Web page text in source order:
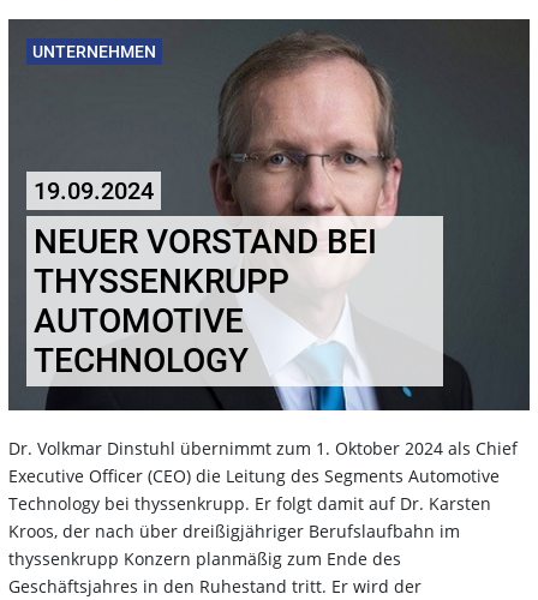
UNTERNEHMEN
19.09.2024
NEUER VORSTAND BEI
THYSSENKRUPP
AUTOMOTIVE
TECHNOLOGY
Dr. Volkmar Dinstuhl übernimmt zum 1. Oktober 2024 als Chief
Executive Officer (CEO) die Leitung des Segments Automotive
Technology bei thyssenkrupp. Er folgt damit auf Dr. Karsten
Kroos, der nach über dreißigjähriger Berufslaufbahn im
thyssenkrupp Konzern planmäßig zum Ende des
Geschäftsjahres in den Ruhestand tritt. Er wird der